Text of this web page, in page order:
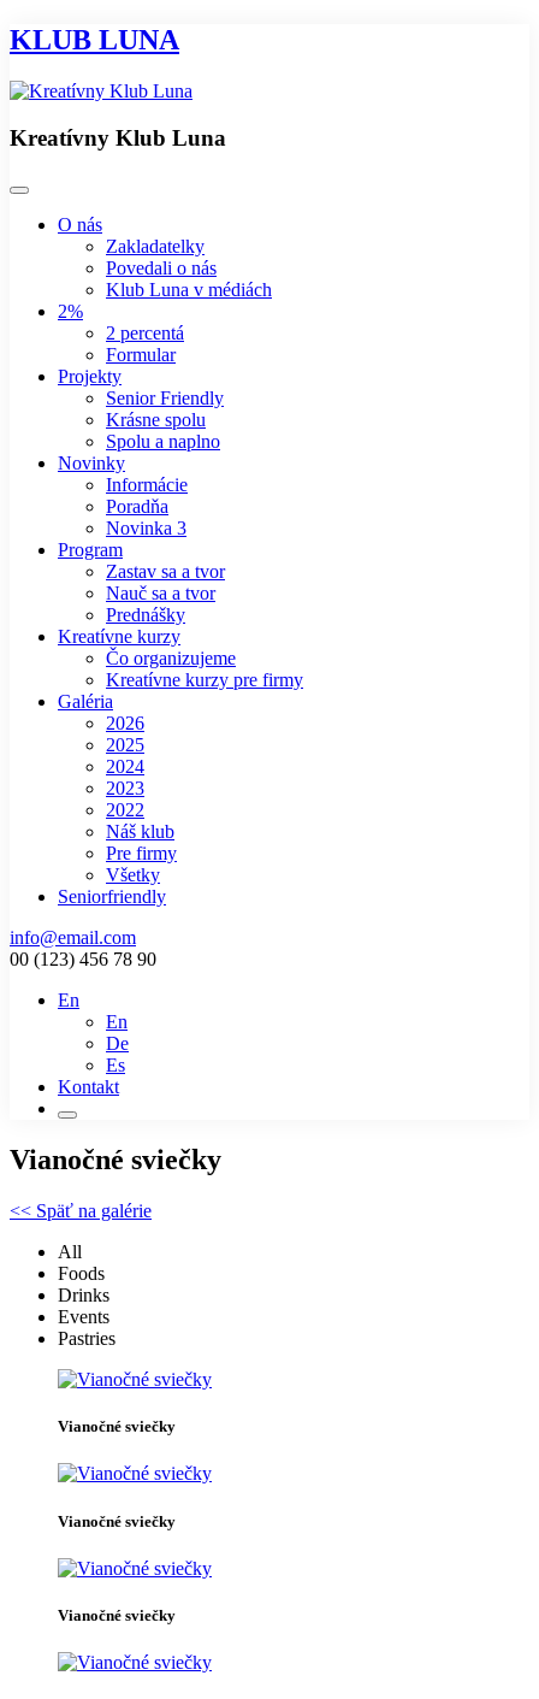
KLUB LUNA
Kreatívny Klub Luna
O nás
Zakladatelky
Povedali o nás
Klub Luna v médiách
2%
2 percentá
Formular
Projekty
Senior Friendly
Krásne spolu
Spolu a naplno
Novinky
Informácie
Poradňa
Novinka 3
Program
Zastav sa a tvor
Nauč sa a tvor
Prednášky
Kreatívne kurzy
Čo organizujeme
Kreatívne kurzy pre firmy
Galéria
2026
2025
2024
2023
2022
Náš klub
Pre firmy
Všetky
Seniorfriendly
info@email.com
00 (123) 456 78 90
En
En
De
Es
Kontakt
Vianočné sviečky
<< Späť na galérie
All
Foods
Drinks
Events
Pastries
Vianočné sviečky
Vianočné sviečky
Vianočné sviečky